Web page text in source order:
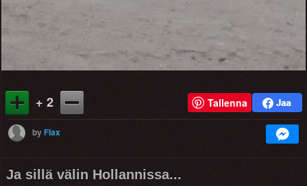
+ 2 Tallenna
byFlax
Ja sillä välin Hollannissa...